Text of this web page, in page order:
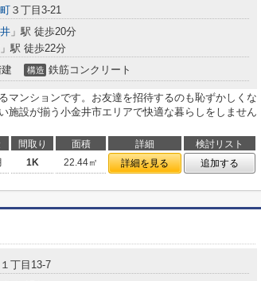
３丁目3-21
」駅 徒歩20分
」駅 徒歩22分
構造 鉄筋コンクリート
マンションです。お友達を招待するのも恥ずかしくな
施設が揃う小金井市エリアで快適な暮らしをしません
間取り 面積 詳細
検討リスト
1K 22.44㎡ 詳細を見る 追加する
１丁目13-7